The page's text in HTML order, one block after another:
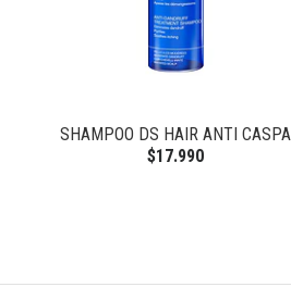
SHAMPOO DS HAIR ANTI CASPA
$17.990